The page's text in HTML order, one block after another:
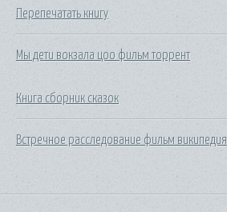
Перепечатать книгу
Мы дети вокзала цоо фильм торрент
Книга сборник сказок
Встречное расследование фильм википедия